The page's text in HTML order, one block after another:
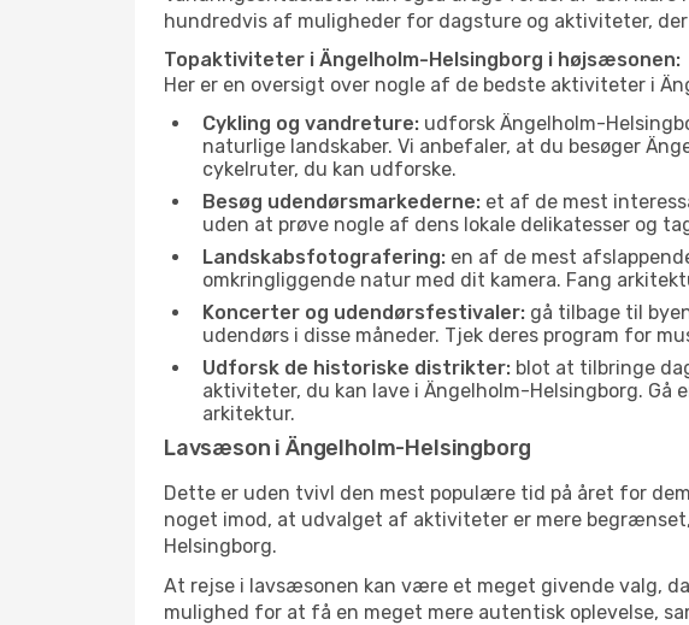
hundredvis af muligheder for dagsture og aktiviteter,
Topaktiviteter i Ängelholm-Helsingborg i højsæsonen:
Her er en oversigt over nogle af de bedste aktiviteter i
Cykling og vandreture: udforsk Ängelholm-
naturlige landskaber. Vi anbefaler, at du besøger
cykelruter, du kan udforske.
Besøg udendørsmarkederne: et af de mest
uden at prøve nogle af dens lokale delikatesser og
Landskabsfotografering: en af de mest
omkringliggende natur med dit kamera. Fang
Koncerter og udendørsfestivaler: gå tilbage til
udendørs i disse måneder. Tjek deres program for
Udforsk de historiske distrikter: blot at tilbringe
aktiviteter, du kan lave i Ängelholm-Helsingborg.
arkitektur.
Lavsæson i Ängelholm-Helsingborg
Dette er uden tvivl den mest populære tid på året for
noget imod, at udvalget af aktiviteter er mere
Helsingborg.
At rejse i lavsæsonen kan være et meget givende valg,
mulighed for at få en meget mere autentisk oplevelse,